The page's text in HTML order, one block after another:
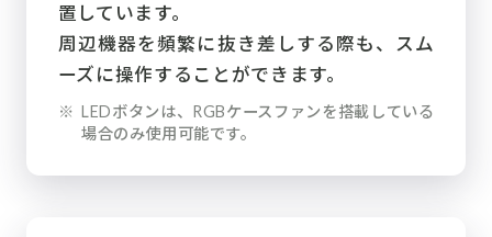
置しています。
周辺機器を頻繁に抜き差しする際も、スム
ーズに操作することができます。
※ LEDボタンは、RGBケースファンを搭載している
場合のみ使用可能です。